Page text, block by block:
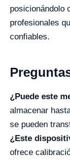
posicionándolo
profesionales
confiables.
¿Puede este
almacenar
se pueden
¿Este
ofrece